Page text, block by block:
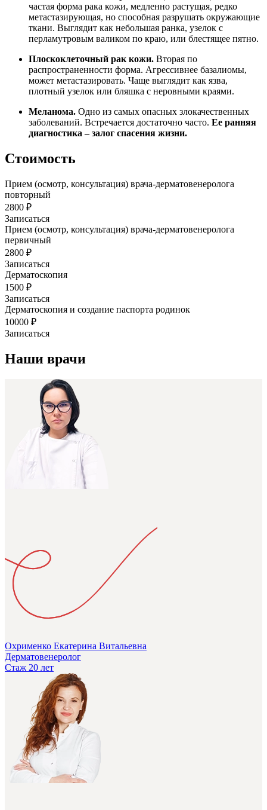
частая форма рака кожи, медленно растущая, редко
метастазирующая, но способная разрушать окружающие
ткани. Выглядит как небольшая ранка, узелок с
перламутровым валиком по краю, или блестящее пятно.
Плоскоклеточный рак кожи. Вторая по
распространенности форма. Агрессивнее базалиомы,
может метастазировать. Чаще выглядит как язва,
плотный узелок или бляшка с неровными краями.
Меланома. Одно из самых опасных злокачественных
заболеваний. Встречается достаточно часто. Ее ранняя
диагностика – залог спасения жизни.
Стоимость
Прием (осмотр, консультация) врача-дерматовенеролога
повторный
2800 ₽
Записаться
Прием (осмотр, консультация) врача-дерматовенеролога
первичный
2800 ₽
Записаться
Дерматоскопия
1500 ₽
Записаться
Дерматоскопия и создание паспорта родинок
10000 ₽
Записаться
Наши врачи
Охрименко Екатерина Витальевна
Дерматовенеролог
Стаж 20 лет